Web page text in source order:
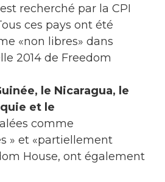
recherché par la CPI
ces pays ont été
«non libres» dans
2014 de Freedom
le Nicaragua, le
et le
comme
» et «partiellement
House, ont également